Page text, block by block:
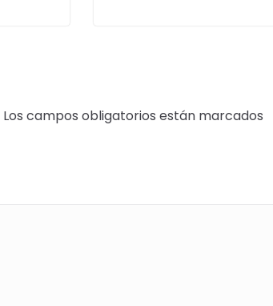
Los campos obligatorios están marcados